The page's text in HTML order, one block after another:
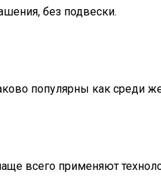
без подвески.
популярны как среди
всего применяют